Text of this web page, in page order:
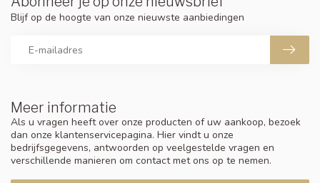
Meer informatie
Als u vragen heeft over onze producten of uw aankoop, bezoek
dan onze klantenservicepagina. Hier vindt u onze
bedrijfsgegevens, antwoorden op veelgestelde vragen en
verschillende manieren om contact met ons op te nemen.
Blijf op de hoogte van onze nieuwste aanbiedingen